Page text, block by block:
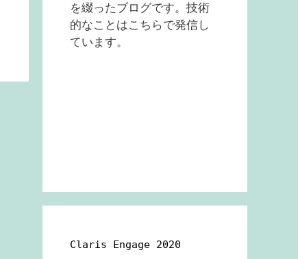
を綴ったブログです。技術
的なことはこちらで発信し
ています。
Claris Engage 2020